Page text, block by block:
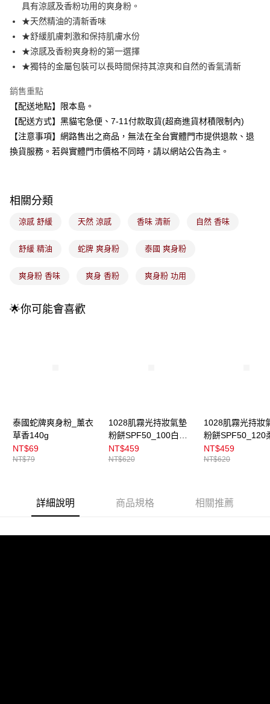
國泰世華商業銀行
臺灣中小企業銀行
匯豐（台灣）商業銀行
聯邦商業銀行
元大商業銀行
玉山商業銀行
星展（台灣）商業銀行
台灣樂天信用卡公司
Apple Pay
街口支付
全盈+PAY
大哥付你分期
相關說明
【大哥付你分期使用說明】
成交易。
4.訂單成立30分鐘內，如未前往確認交易或遇審核未通過，訂單將自動取
【繳款方式說明】
醒簡訊。
運送方式
付款後全家取貨
每筆NT$100，滿NT$899(含以上)免運費
每筆NT$100，滿NT$399(含以上)免運費
具有涼感及香粉功用的爽身粉。
★天然精油的清新香味
★舒緩肌膚刺激和保持肌膚水份
★涼感及香粉爽身粉的第一選擇
★獨特的金屬包裝可以長時間保持其涼爽和自然的香氣清新
銷售重點
【配送地點】限本島。
【配送方式】黑貓宅急便、7-11付款取貨(超商進貨材積限制內)
【注意事項】網路售出之商品，無法在全台實體門市提供退款、退
換貨服務。若與實體門市價格不同時，請以網站公告為主。
相關分類
涼感 舒緩 天然 涼感 香味 清新 自然 香味
舒緩 精油 蛇牌 爽身粉 泰國 爽身粉
爽身粉 香味 爽身 香粉 爽身粉 功用
🌟你可能會喜歡
泰國蛇牌爽身粉_薰衣
草香140g
NT$69
NT$79
1028肌霧光持妝氣墊
粉餅SPF50_100白皙
15g
NT$459
NT$620
1028肌霧光持妝
粉餅SPF50_120
15g
NT$459
NT$620
詳細說明 商品規格 相關推薦